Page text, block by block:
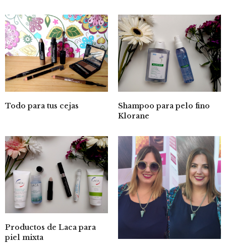
Todo para tus cejas
Shampoo para pelo fino
Klorane
Productos de Laca para
piel mixta